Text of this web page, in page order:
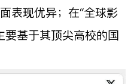
表现优异；在“全球影
要基于其顶尖高校的国